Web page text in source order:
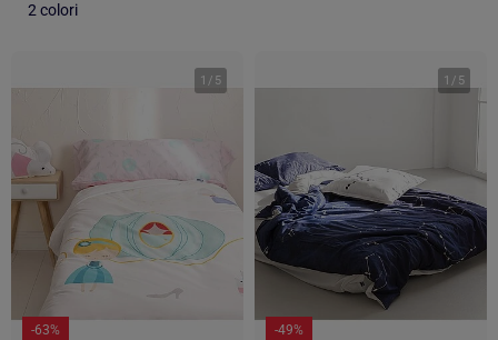
2 colori
1 / 5
-63%
1 / 5
-49%